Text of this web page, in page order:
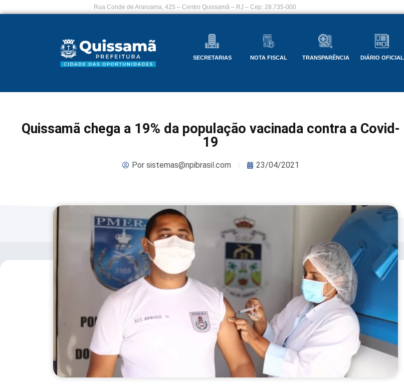
Rua Conde de Araruama, 425 – Centro Quissamã – RJ – Cep: 28.735-000
SECRETARIAS NOTA FISCAL TRANSPARÊNCIA DIÁRIO OFICIAL
Quissamã chega a 19% da população vacinada contra a Covid-
19
Porsistemas@npibrasil.com 23/04/2021